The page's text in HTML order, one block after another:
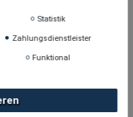
Statistik
Zahlungsdienstleister
Funktional